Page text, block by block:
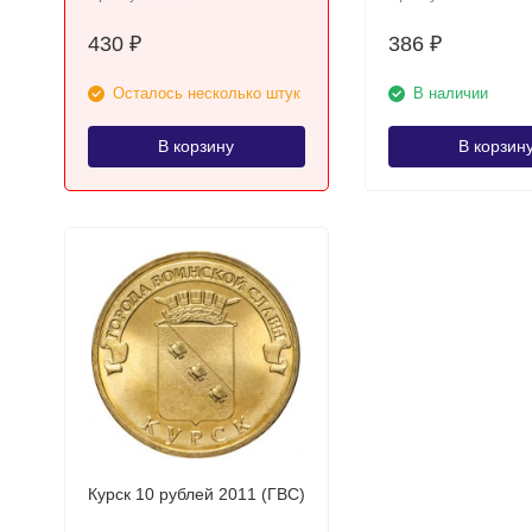
430 ₽
Осталось несколько штук
В корзину
386 ₽
В наличии
В
Курск 10 рублей 2011 (ГВС)